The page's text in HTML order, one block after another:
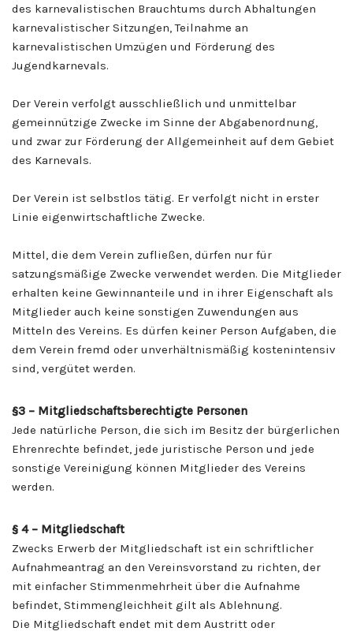
des karnevalistischen Brauchtums durch Abhaltungen
karnevalistischer Sitzungen, Teilnahme an
karnevalistischen Umzügen und Förderung des
Jugendkarnevals.
Der Verein verfolgt ausschließlich und unmittelbar
gemeinnützige Zwecke im Sinne der Abgabenordnung,
und zwar zur Förderung der Allgemeinheit auf dem Gebiet
des Karnevals.
Der Verein ist selbstlos tätig. Er verfolgt nicht in erster
Linie eigenwirtschaftliche Zwecke.
Mittel, die dem Verein zufließen, dürfen nur für
satzungsmäßige Zwecke verwendet werden. Die Mitglieder
erhalten keine Gewinnanteile und in ihrer Eigenschaft als
Mitglieder auch keine sonstigen Zuwendungen aus
Mitteln des Vereins. Es dürfen keiner Person Aufgaben, die
dem Verein fremd oder unverhältnismäßig kostenintensiv
sind, vergütet werden.
§3 – Mitgliedschaftsberechtigte Personen
Jede natürliche Person, die sich im Besitz der bürgerlichen
Ehrenrechte befindet, jede juristische Person und jede
sonstige Vereinigung können Mitglieder des Vereins
werden.
§ 4 – Mitgliedschaft
Zwecks Erwerb der Mitgliedschaft ist ein schriftlicher
Aufnahmeantrag an den Vereinsvorstand zu richten, der
mit einfacher Stimmenmehrheit über die Aufnahme
befindet, Stimmengleichheit gilt als Ablehnung.
Die Mitgliedschaft endet mit dem Austritt oder